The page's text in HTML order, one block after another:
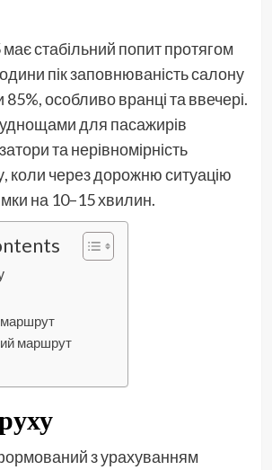
стабільний попит протягом
пік заповнюваність салону
особливо вранці та ввечері.
для пасажирів
та нерівномірність
коли через дорожню ситуацію
на 10–15 хвилин.
маршрут
з урахуванням